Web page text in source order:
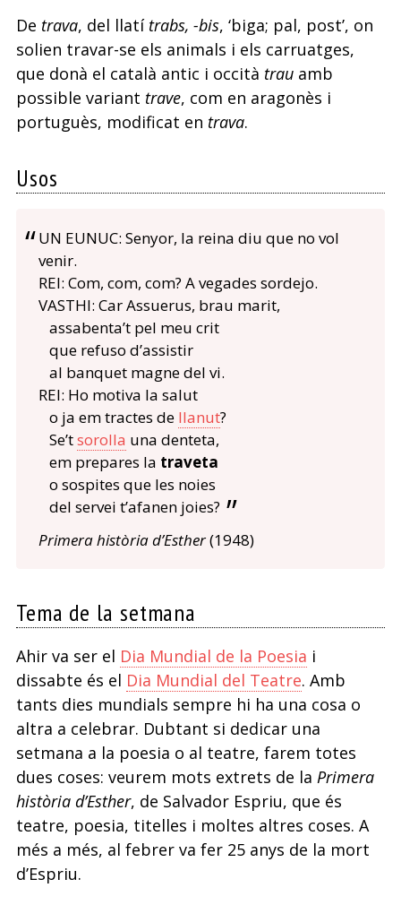
De trava, del llatí trabs, -bis, ‘biga; pal, post’, on
solien travar-se els animals i els carruatges,
que donà el català antic i occità trauamb
possible variant trave, com en aragonès i
portuguès, modificat en trava.
Usos
UN EUNUC: Senyor, la reina diu que no vol
venir.
REI: Com, com, com? A vegades sordejo.
VASTHI: Car Assuerus, brau marit,
assabenta’t pel meu crit
que refuso d’assistir
al banquet magne del vi.
REI: Ho motiva la salut
o ja em tractes de llanut?
Se’tsorolla una denteta,
em prepares la traveta
o sospites que les noies
del servei t’afanen joies?
Primera història d’Esther(1948)
Tema de la setmana
Ahir va ser el Dia Mundial de la Poesia i
dissabte és el Dia Mundial del Teatre. Amb
tants dies mundials sempre hi ha una cosa o
altra a celebrar. Dubtant si dedicar una
setmana a la poesia o al teatre, farem totes
dues coses: veurem mots extrets de la Primera
història d’Esther, de Salvador Espriu, que és
teatre, poesia, titelles i moltes altres coses. A
més a més, al febrer va fer 25 anys de la mort
d’Espriu.